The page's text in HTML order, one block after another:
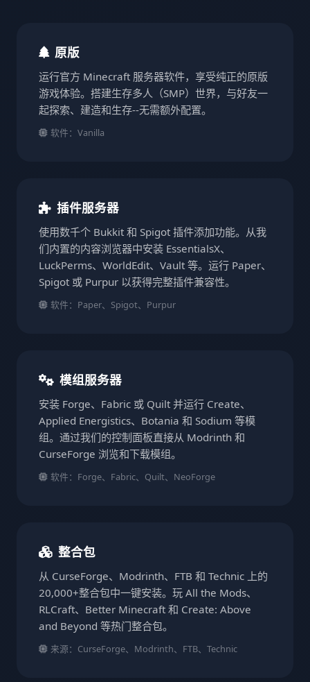
原版
运行官方 Minecraft 服务器软件，享受纯正的原版
游戏体验。搭建生存多人（SMP）世界，与好友一
起探索、建造和生存--无需额外配置。
软件：Vanilla
插件服务器
使用数千个 Bukkit 和 Spigot 插件添加功能。从我
们内置的内容浏览器中安装 EssentialsX、
LuckPerms、WorldEdit、Vault 等。运行 Paper、
Spigot 或 Purpur 以获得完整插件兼容性。
软件：Paper、Spigot、Purpur
模组服务器
安装 Forge、Fabric 或 Quilt 并运行 Create、
Applied Energistics、Botania 和 Sodium 等模
组。通过我们的控制面板直接从 Modrinth 和
CurseForge 浏览和下载模组。
软件：Forge、Fabric、Quilt、NeoForge
整合包
从 CurseForge、Modrinth、FTB 和 Technic 上的
20,000+整合包中一键安装。玩 All the Mods、
RLCraft、Better Minecraft 和 Create: Above
and Beyond 等热门整合包。
来源：CurseForge、Modrinth、FTB、Technic